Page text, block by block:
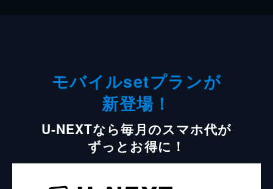
モバイルsetプランが
新登場！
U-NEXTなら毎月のスマホ代が
ずっとお得に！